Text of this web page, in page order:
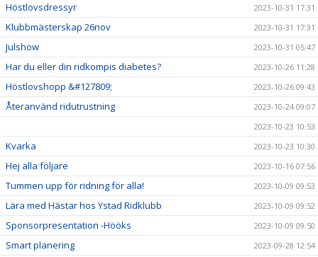
Höstlovsdressyr 2023-10-31 17:31
Klubbmästerskap 26nov 2023-10-31 17:31
Julshow 2023-10-31 05:47
Har du eller din ridkompis diabetes? 2023-10-26 11:28
Höstlovshopp &#127809; 2023-10-26 09:43
Återanvänd ridutrustning
2023-10-24 09:07
2023-10-23 10:53
Kvarka 2023-10-23 10:30
Hej alla följare 2023-10-16 07:56
Tummen upp för ridning för alla! 2023-10-09 09:53
Lära med Hästar hos Ystad Ridklubb 2023-10-09 09:52
Sponsorpresentation -Hööks 2023-10-09 09:50
Smart planering 2023-09-28 12:54